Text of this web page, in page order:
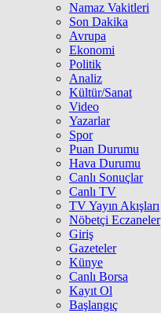
Namaz Vakitleri
Son Dakika
Avrupa
Ekonomi
Politik
Analiz
Kültür/Sanat
Video
Yazarlar
Spor
Puan Durumu
Hava Durumu
Canlı Sonuçlar
Canlı TV
TV Yayın Akışları
Nöbetçi Eczaneler
Giriş
Gazeteler
Künye
Canlı Borsa
Kayıt Ol
Başlangıç